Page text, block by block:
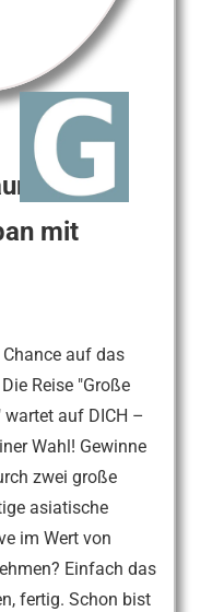
mit
auf das
Reise "Große
wartet auf DICH –
Wahl! Gewinne
zwei große
asiatische
im Wert von
Einfach das
fertig. Schon bist